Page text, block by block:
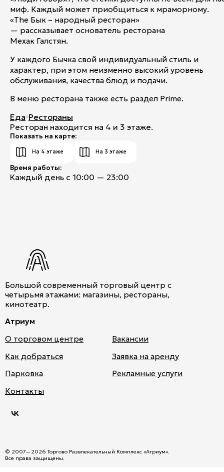
миф. Каждый может приобщиться к мраморному.
«The Бык – народный ресторан»
— рассказывает основатель ресторана
Мехак Галстян.
У каждого Бычка свой индивидуальный стиль и
характер, при этом неизменно высокий уровень
обслуживания, качества блюд и подачи.
В меню ресторана также есть раздел Prime.
Еда Рестораны
Ресторан находится на 4 и 3 этаже.
Показать на карте:
На 4 этаже На 3 этаже
Время работы:
Каждый день с 10:00 — 23:00
Большой современный торговый центр с
четырьмя этажами: магазины, рестораны,
кинотеатр.
Атриум
О торговом центре
Как добраться
Парковка
Контакты
Вакансии
Заявка на аренду
Рекламные услуги
Атри
во
Вкон
© 2007—2026 Торгово Развлекательный Комплекс «Атриум».
Все права защищены.